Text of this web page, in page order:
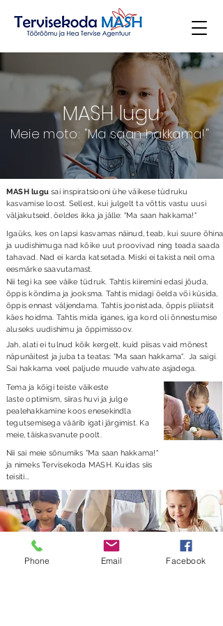
MASH lugu
Meie moto: "Ma saan hakkama!"
MASH lugusai inspiratsiooni ühe väikese tüdruku
kasvamise loost. Sellest, kui julgelt ta võttis vastu uusi
väljakutseid, öeldes ikka ja jälle: "Ma saan hakkama!"
Igaüks, kes on lapsi kasvamas näinud, teab, kui suure õhina
ja uudishimuga nad kõike uut proovivad ning teada saada
tahavad. Nad ei karda katsetada. Miski ei takista neil oma
eesmärke saavutamast.
Nii tegi ka see väike tüdruk. Tahtis kiiremini edasi jõuda,
õppis kõndima ja jooksma. Tahtis midagi öelda või küsida,
õppis ennast väljendama. Tahtis joonistada, õppis pliiatsit
käes hoidma. Tahtis mida iganes, iga kord oli õnnestumise
aluseks uudishimu ja õppimissoov.
Jah, alati ei tulnud kõik kergelt, kuid piisas vaid mõnest
näpunäitest ja juba ta teatas: "Ma saan hakkama". Ja saigi.
Sai hakkama veel paljude muude vahvate asjadega.
Tema ja kõigi teiste väikeste
laste optimism, siiras huvi ja julge
pealehakkamine koos enesekindla
tegutsemisega väärib igati järgimist. Ka
meie, täiskasvanute poolt.
Nii sai meie sõnumiks "Ma saan hakkama!"
ja nimeks Tervisekoda MASH. Kuidas siis
teisiti...
Teiste edulood inspireerivad, kuid kuidas saada ise
Phone Email Facebook